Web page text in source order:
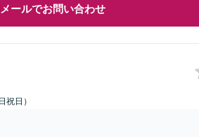
メールでお問い合わせ
祝日）